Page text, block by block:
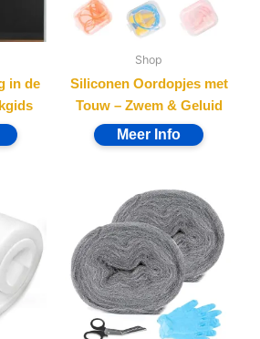
in de
Shop
Siliconen Oordopjes met
Touw – Zwem & Geluid